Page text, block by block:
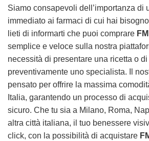
Siamo consapevoli dell’importanza di
immediato ai farmaci di cui hai
lieti di informarti che puoi comprare
semplice e veloce sulla nostra
necessità di presentare una ricetta o
preventivamente uno specialista. Il
pensato per offrire la massima
Italia, garantendo un processo di
sicuro. Che tu sia a Milano, Roma,
altra città italiana, il tuo benessere
click, con la possibilità di acquistare